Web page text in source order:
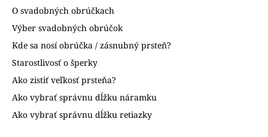
O svadobných obrúčkach
Výber svadobných obrúčok
Kde sa nosí obrúčka / zásnubný prsteň?
Starostlivosť o šperky
Ako zistiť veľkosť prsteňa?
Ako vybrať správnu dĺžku náramku
Ako vybrať správnu dĺžku retiazky